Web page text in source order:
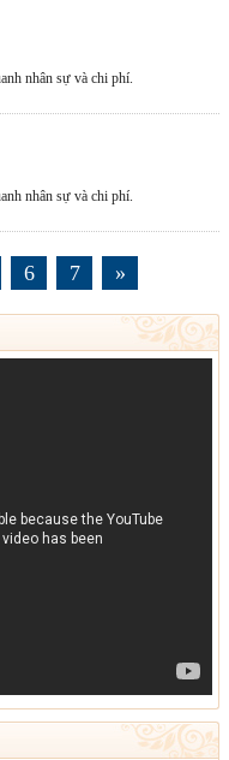
nhân sự và chi phí.
nhân sự và chi phí.
6 7 »